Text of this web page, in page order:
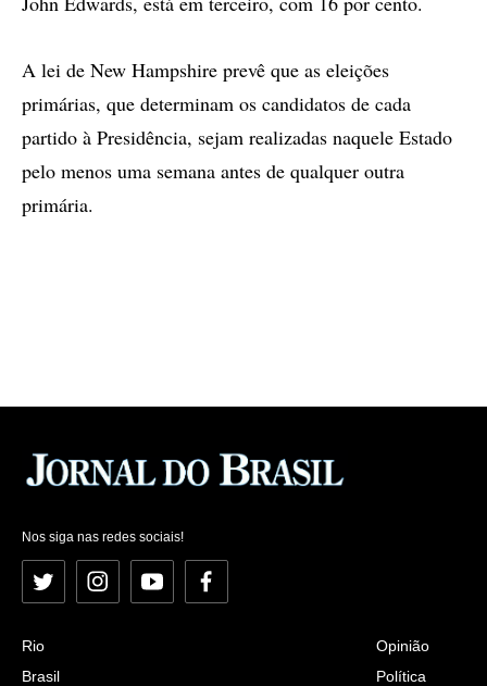
A lei de New Hampshire prevê que as eleições
primárias, que determinam os candidatos de cada
partido à Presidência, sejam realizadas naquele Estado
pelo menos uma semana antes de qualquer outra
primária.
Nos siga nas redes sociais!
Twitter InstagramYouTubeFacebook
Rio
Brasil
Opinião
Política